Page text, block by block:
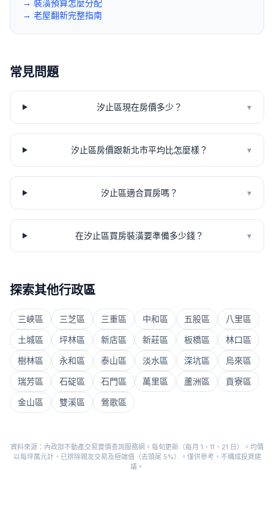
→ 裝潢預算怎麼分配
→ 老屋翻新完整指南
常見問題
汐止區現在房價多少？ ▾
汐止區房價跟新北市平均比怎麼樣？ ▾
汐止區適合買房嗎？ ▾
在汐止區買房裝潢要準備多少錢？ ▾
探索其他行政區
三峽區 三芝區 三重區 中和區 五股區
八里區
土城區
坪林區 新店區 新莊區 板橋區
林口區
樹林區
永和區 泰山區 淡水區 深坑區
烏來區
瑞芳區
石碇區 石門區 萬里區 蘆洲區
貢寮區
金山區
雙溪區 鶯歌區
資料來源：內政部不動產交易實價查詢服務網。每旬更新（每月 1、11、21 日）。均價
以每坪萬元計，已排除親友交易及極端值（去頭尾 5%）。僅供參考，不構成投資建
議。